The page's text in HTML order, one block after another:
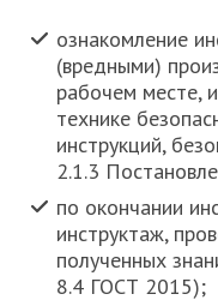
ознакомление
(вредными)
рабочем месте,
технике
инструкций,
2.1.3
по окончании
инструктаж,
полученных
8.4 ГОСТ 2015);